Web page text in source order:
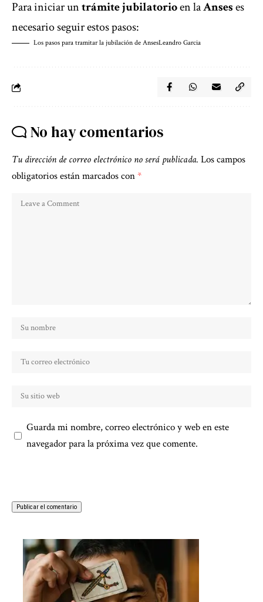
Para iniciar untrámite jubilatorioen laAnseses
necesario seguir estos pasos:
Los pasos para tramitar la jubilación de AnsesLeandro Garcia
No hay comentarios
Tu dirección de correo electrónico no será publicada. Los campos
obligatorios están marcados con*
Guarda mi nombre, correo electrónico y web en este
navegador para la próxima vez que comente.